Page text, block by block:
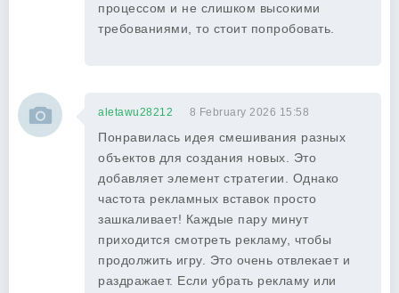
процессом и не слишком высокими
требованиями, то стоит попробовать.
aletawu28212 8 February 2026 15:58
Понравилась идея смешивания разных
объектов для создания новых. Это
добавляет элемент стратегии. Однако
частота рекламных вставок просто
зашкаливает! Каждые пару минут
приходится смотреть рекламу, чтобы
продолжить игру. Это очень отвлекает и
раздражает. Если убрать рекламу или